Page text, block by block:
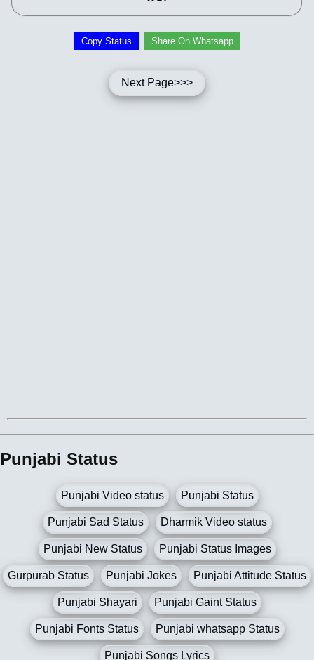
Copy Status Share On Whatsapp
Next Page>>>
Punjabi Status
Punjabi Video status Punjabi Status
Punjabi Sad Status Dharmik Video status
Punjabi New Status Punjabi Status Images
Gurpurab Status Punjabi Jokes Punjabi Attitude Status
Punjabi Shayari Punjabi Gaint Status
Punjabi Fonts Status Punjabi whatsapp Status
Punjabi Songs Lyrics